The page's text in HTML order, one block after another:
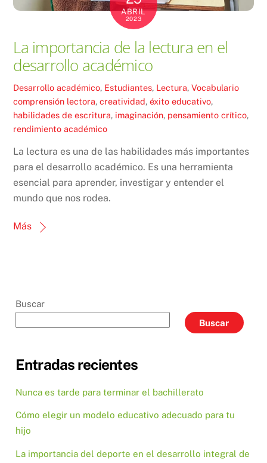
ABRIL
2023
La importancia de la lectura en el
desarrollo académico
Desarrollo académico, Estudiantes, Lectura,Vocabulario
comprensión lectora,creatividad,éxito educativo,
habilidades de escritura, imaginación, pensamiento crítico,
rendimiento académico
La lectura es una de las habilidades más importantes
para el desarrollo académico. Es una herramienta
esencial para aprender, investigar y entender el
mundo que nos rodea.
Más
Buscar
Buscar
Entradas recientes
Nunca es tarde para terminar el bachillerato
Cómo elegir un modelo educativo adecuado para tu
hijo
La importancia del deporte en el desarrollo integral de